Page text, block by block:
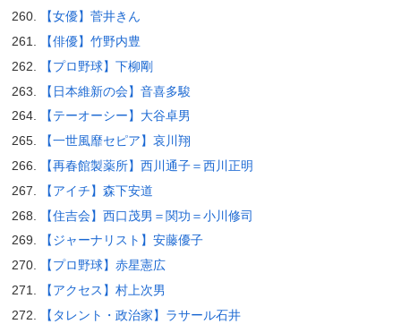
【女優】菅井きん
【俳優】竹野内豊
【プロ野球】下柳剛
【日本維新の会】音喜多駿
【テーオーシー】大谷卓男
【一世風靡セピア】哀川翔
【再春館製薬所】西川通子＝西川正明
【アイチ】森下安道
【住吉会】西口茂男＝関功＝小川修司
【ジャーナリスト】安藤優子
【プロ野球】赤星憲広
【アクセス】村上次男
【タレント・政治家】ラサール石井